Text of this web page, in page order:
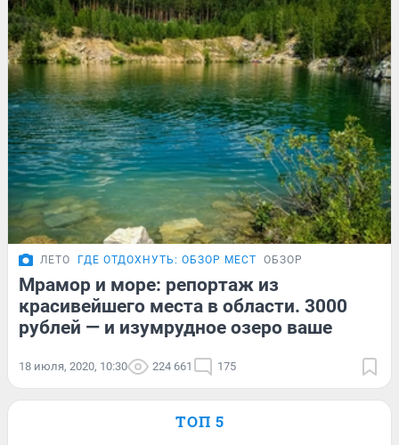
ЛЕТО ГДЕ ОТДОХНУТЬ: ОБЗОР МЕСТ ОБЗОР
Мрамор и море: репортаж из
красивейшего места в области. 3000
рублей — и изумрудное озеро ваше
18 июля, 2020, 10:30 224 661 175
ТОП 5